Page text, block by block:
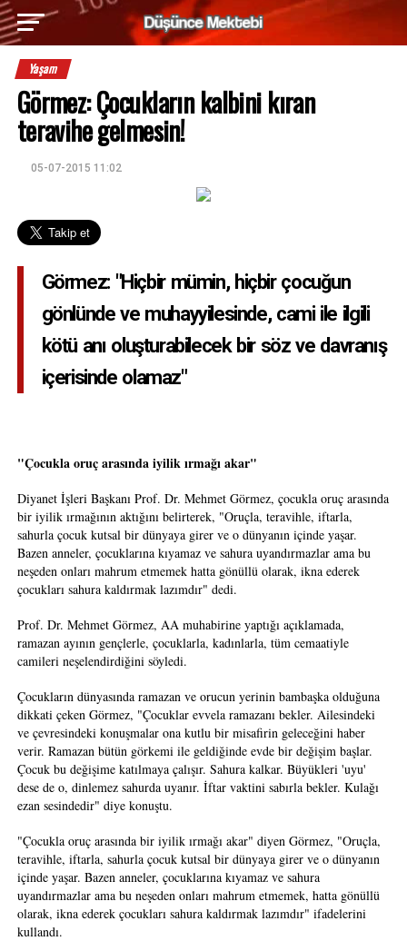
Yaşam
Görmez: Çocukların kalbini kıran
teravihe gelmesin!
05-07-2015 11:02
Görmez: "Hiçbir mümin, hiçbir çocuğun
gönlünde ve muhayyilesinde, cami ile ilgili
kötü anı oluşturabilecek bir söz ve davranış
içerisinde olamaz"
"Çocukla oruç arasında iyilik ırmağı akar"
Diyanet İşleri Başkanı Prof. Dr. Mehmet Görmez, çocukla oruç arasında
bir iyilik ırmağının aktığını belirterek, "Oruçla, teravihle, iftarla,
sahurla çocuk kutsal bir dünyaya girer ve o dünyanın içinde yaşar.
Bazen anneler, çocuklarına kıyamaz ve sahura uyandırmazlar ama bu
neşeden onları mahrum etmemek hatta gönüllü olarak, ikna ederek
çocukları sahura kaldırmak lazımdır" dedi.
Prof. Dr. Mehmet Görmez, AA muhabirine yaptığı açıklamada,
ramazan ayının gençlerle, çocuklarla, kadınlarla, tüm cemaatiyle
camileri neşelendirdiğini söyledi.
Çocukların dünyasında ramazan ve orucun yerinin bambaşka olduğuna
dikkati çeken Görmez, "Çocuklar evvela ramazanı bekler. Ailesindeki
ve çevresindeki konuşmalar ona kutlu bir misafirin geleceğini haber
verir. Ramazan bütün görkemi ile geldiğinde evde bir değişim başlar.
Çocuk bu değişime katılmaya çalışır. Sahura kalkar. Büyükleri 'uyu'
dese de o, dinlemez sahurda uyanır. İftar vaktini sabırla bekler. Kulağı
ezan sesindedir" diye konuştu.
"Çocukla oruç arasında bir iyilik ırmağı akar" diyen Görmez, "Oruçla,
teravihle, iftarla, sahurla çocuk kutsal bir dünyaya girer ve o dünyanın
içinde yaşar. Bazen anneler, çocuklarına kıyamaz ve sahura
uyandırmazlar ama bu neşeden onları mahrum etmemek, hatta gönüllü
olarak, ikna ederek çocukları sahura kaldırmak lazımdır" ifadelerini
kullandı.